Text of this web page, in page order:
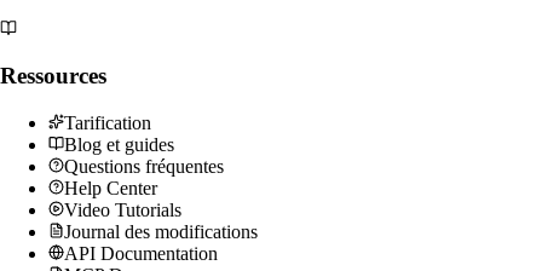
Ressources
Tarification
Blog et guides
Questions fréquentes
Help Center
Video Tutorials
Journal des modifications
API Documentation